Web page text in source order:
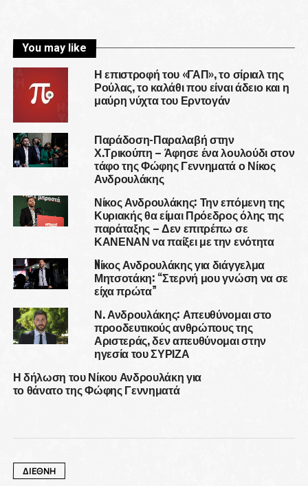
You may like
Η επιστροφή του «ΓΑΠ», το σίριαλ της
Ρούλας, το καλάθι που είναι άδειο και η
μαύρη νύχτα του Ερντογάν
Παράδοση-Παραλαβή στην
Χ.Τρικούπη – Άφησε ένα λουλούδι στον
τάφο της Φώφης Γεννηματά ο Νίκος
Ανδρουλάκης
Νίκος Ανδρουλάκης: Την επόμενη της
Κυριακής θα είμαι Πρόεδρος όλης της
παράταξης – Δεν επιτρέπω σε
ΚΑΝΕΝΑΝ να παίξει με την ενότητα
Nίκος Ανδρουλάκης για διάγγελμα
Μητσοτάκη: “Στερνή μου γνώση να σε
είχα πρώτα”
Ν. Ανδρουλάκης: Απευθύνομαι στο
προοδευτικούς ανθρώπους της
Αριστεράς, δεν απευθύνομαι στην
ηγεσία του ΣΥΡΙΖΑ
Η δήλωση του Νίκου Ανδρουλάκη για
το θάνατο της Φώφης Γεννηματά
ΔΙΕΘΝΗ